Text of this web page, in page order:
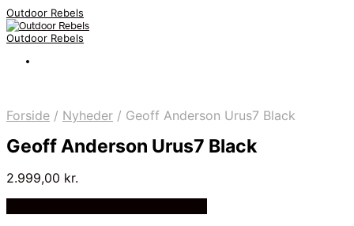
Outdoor Rebels
Outdoor Rebels
Forside / Nyheder / Geoff Anderson Urus7 Black
Geoff Anderson Urus7 Black
2.999,00 kr.